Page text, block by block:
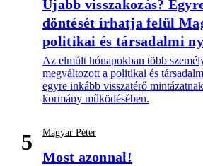
Újabb visszakozás?
döntését írhatja felül
politikai és társadalmi
Az elmúlt hónapokban több
megváltozott a politikai és
egyre inkább visszatérő
kormány működésében.
5 Magyar Péter
Most azonnal!